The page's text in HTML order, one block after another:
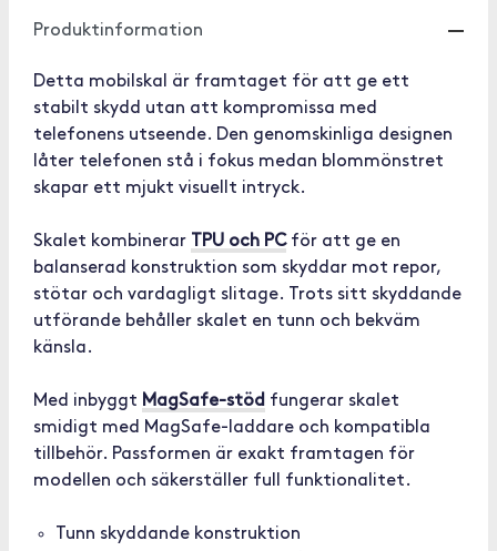
Produktinformation
Detta mobilskal är framtaget för att ge ett
stabilt skydd utan att kompromissa med
telefonens utseende. Den genomskinliga designen
låter telefonen stå i fokus medan blommönstret
skapar ett mjukt visuellt intryck.
Skalet kombinerar TPU och PCför att ge en
balanserad konstruktion som skyddar mot repor,
stötar och vardagligt slitage. Trots sitt skyddande
utförande behåller skalet en tunn och bekväm
känsla.
Med inbyggt MagSafe-stöd fungerar skalet
smidigt med MagSafe-laddare och kompatibla
tillbehör. Passformen är exakt framtagen för
modellen och säkerställer full funktionalitet.
Tunn skyddande konstruktion